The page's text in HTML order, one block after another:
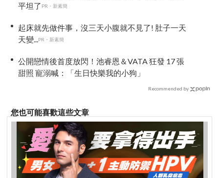
平坦了 PR・新素簡
起床就先做件事，沒三天小腹就不見了! 肚子一天
天變...
PR・新素簡
公開戀情後首度放閃！池睿恩＆VATA 狂發 17 張
甜照 寵溺喊：「生日快樂我的小狗」
Recommended by
您也可能喜歡這些文章